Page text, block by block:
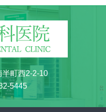
半町西2-2-10
5445